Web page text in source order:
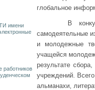
имени
глобальное
В конкурсе
самодеятельные
и молодежные
учащейся
результате
учреждений.
альманахи,